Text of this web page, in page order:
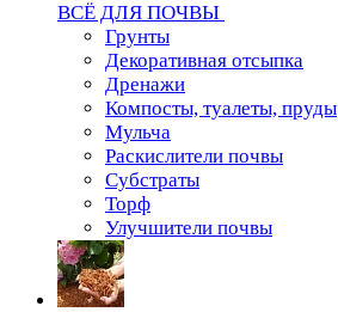
ВСЁ ДЛЯ ПОЧВЫ
Грунты
Декоративная отсыпка
Дренажи
Компосты, туалеты, пруды
Мульча
Раскислители почвы
Субстраты
Торф
Улучшители почвы